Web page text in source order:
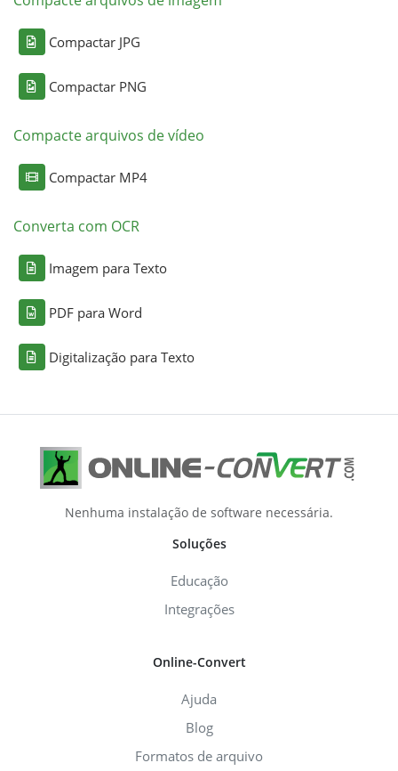
Compactar JPG
Compactar PNG
Compacte arquivos de vídeo
Compactar MP4
Converta com OCR
Imagem para Texto
PDF para Word
Digitalização para Texto
Nenhuma instalação de software necessária.
Soluções
Educação
Integrações
Online-Convert
Ajuda
Blog
Formatos de arquivo